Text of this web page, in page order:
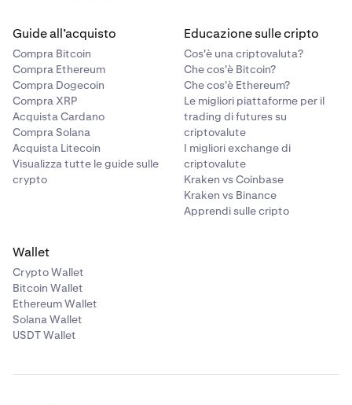
6 A questo punto, segui le
istruzioni in questo articolo
per inserire un ordine su un mercato di futures.
Guide all’acquisto
Compra Bitcoin
Compra Ethereum
Compra Dogecoin
Compra XRP
Acquista Cardano
Compra Solana
Acquista Litecoin
Visualizza tutte le guide sulle
crypto
Educazione sulle cripto
Cos'è una criptovaluta?
Che cos'è Bitcoin?
Che cos'è Ethereum?
Le migliori piattaforme per il
trading di futures su
criptovalute
I migliori exchange di
criptovalute
Kraken vs Coinbase
Kraken vs Binance
Apprendi sulle cripto
Wallet
Crypto Wallet
Bitcoin Wallet
Ethereum Wallet
Solana Wallet
USDT Wallet